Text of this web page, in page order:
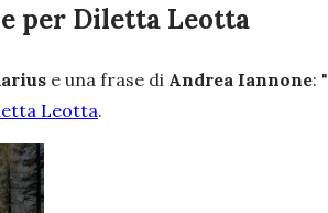
per Diletta Leotta
e una frase di Andrea Iannone: "
Leotta.